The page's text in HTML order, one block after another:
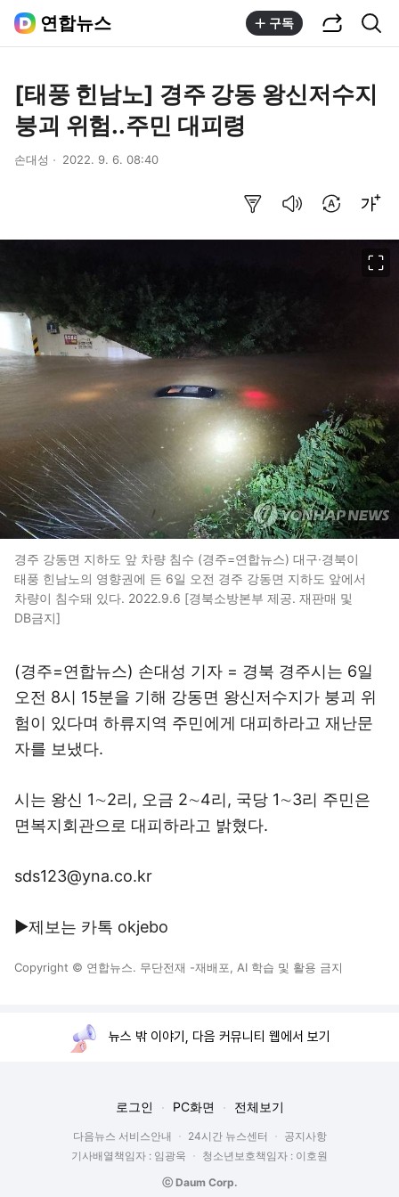
연합뉴스 구독
[태풍 힌남노] 경주 강동 왕신저수지
붕괴 위험..주민 대피령
손대성 2022. 9. 6. 08:40
경주 강동면 지하도 앞 차량 침수 (경주=연합뉴스) 대구·경북이
태풍 힌남노의 영향권에 든 6일 오전 경주 강동면 지하도 앞에서
차량이 침수돼 있다. 2022.9.6 [경북소방본부 제공. 재판매 및
DB금지]
(경주=연합뉴스) 손대성 기자 = 경북 경주시는 6일
오전 8시 15분을 기해 강동면 왕신저수지가 붕괴 위
험이 있다며 하류지역 주민에게 대피하라고 재난문
자를 보냈다.
시는 왕신 1∼2리, 오금 2∼4리, 국당 1∼3리 주민은
면복지회관으로 대피하라고 밝혔다.
sds123@yna.co.kr
▶제보는 카톡 okjebo
Copyright © 연합뉴스. 무단전재 -재배포, AI 학습 및 활용 금지
뉴스 밖 이야기, 다음 커뮤니티 웹에서 보기
로그인 PC화면 전체보기
다음뉴스 서비스안내 24시간 뉴스센터
공지사항
기사배열책임자 : 임광욱
청소년보호책임자 : 이호원
ⓒ Daum Corp.